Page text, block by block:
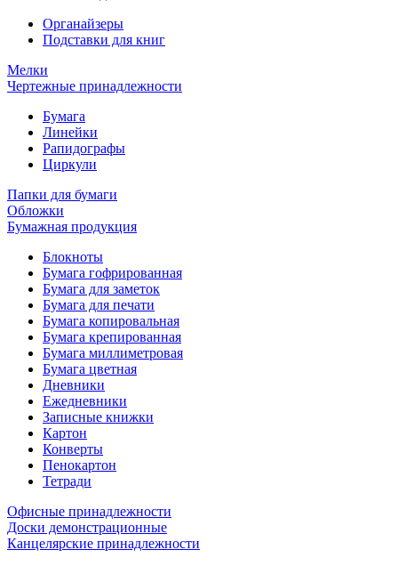
Органайзеры
Подставки для книг
Мелки
Чертежные принадлежности
Бумага
Линейки
Рапидографы
Циркули
Папки для бумаги
Обложки
Бумажная продукция
Блокноты
Бумага гофрированная
Бумага для заметок
Бумага для печати
Бумага копировальная
Бумага крепированная
Бумага миллиметровая
Бумага цветная
Дневники
Ежедневники
Записные книжки
Картон
Конверты
Пенокартон
Тетради
Офисные принадлежности
Доски демонстрационные
Канцелярские принадлежности